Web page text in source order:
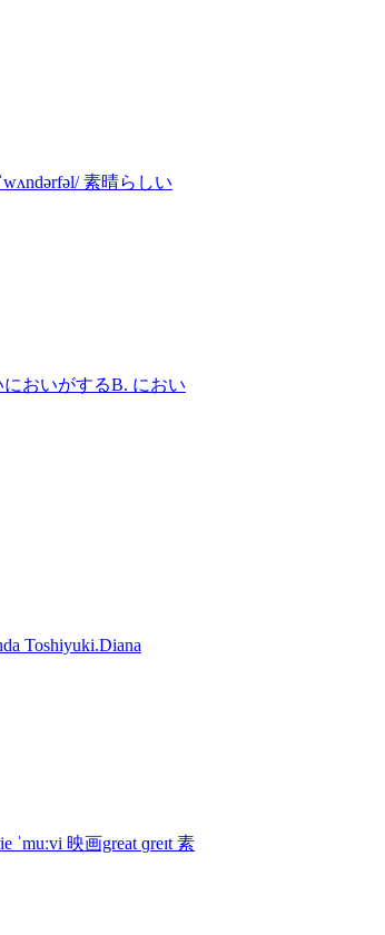
素晴らしい
においがするB. におい
Toshiyuki.Diana
映画great ɡreɪt 素